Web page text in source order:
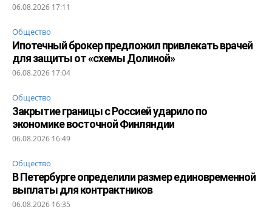
06.08.2026 17:11
Общество
Ипотечный брокер предложил привлекать врачей
для защиты от «схемы Долиной»
06.08.2026 17:04
Общество
Закрытие границы с Россией ударило по
экономике восточной Финляндии
06.08.2026 16:49
Общество
В Петербурге определили размер единовременной
выплаты для контрактников
06.08.2026 16:35